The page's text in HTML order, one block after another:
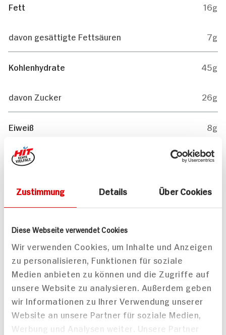
Zustimmung Details Über Cookies
Diese Webseite verwendet Cookies
Wir verwenden Cookies, um Inhalte und Anzeigen
zu personalisieren, Funktionen für soziale
Medien anbieten zu können und die Zugriffe auf
unsere Website zu analysieren. Außerdem geben
wir Informationen zu Ihrer Verwendung unserer
Website an unsere Partner für soziale Medien,
Werbung und Analysen weiter. Unsere Partner
Fett 16g
davon gesättigte Fettsäuren 7g
Kohlenhydrate 45g
davon Zucker 26g
Eiweiß 8g
Salz 0g
Teilen
Drucken
Passende Artikel zum Rezept Mehr